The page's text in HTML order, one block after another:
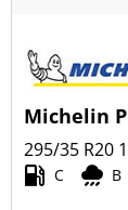
Michelin
295/35 R20
C B